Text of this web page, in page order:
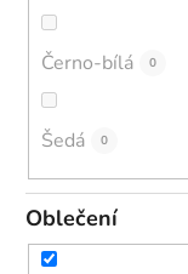
Černo-bílá 0
Šedá 0
Oblečení